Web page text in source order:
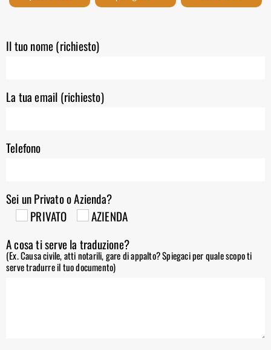
Il tuo nome (richiesto)
La tua email (richiesto)
Telefono
Sei un Privato o Azienda?
PRIVATO
AZIENDA
A cosa ti serve la traduzione?
(Ex. Causa civile, atti notarili, gare di appalto? Spiegaci per quale scopo ti
serve tradurre il tuo documento)